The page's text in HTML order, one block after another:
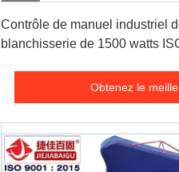
Contrôle de manuel industriel
blanchisserie de 1500 watts
Obtenez le